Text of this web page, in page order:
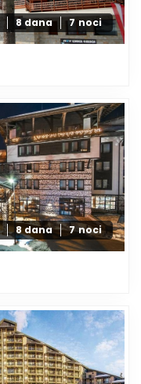
8 dana 7 noci
8 dana 7 noci